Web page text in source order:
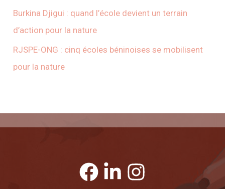
Burkina Djigui : quand l’école devient un terrain
d’action pour la nature
RJSPE-ONG : cinq écoles béninoises se mobilisent
pour la nature